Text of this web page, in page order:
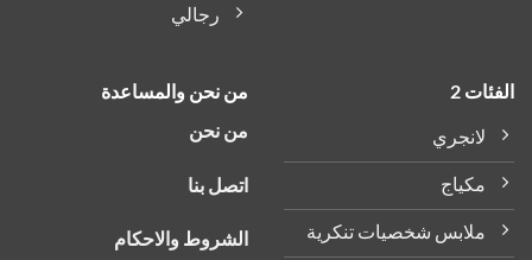
رجالي
2
لانجري
مكياج
ملابس شخصيات تنكرية
من نحن والمساعدة
من نحن
اتصل بنا
الشروط والاحكام